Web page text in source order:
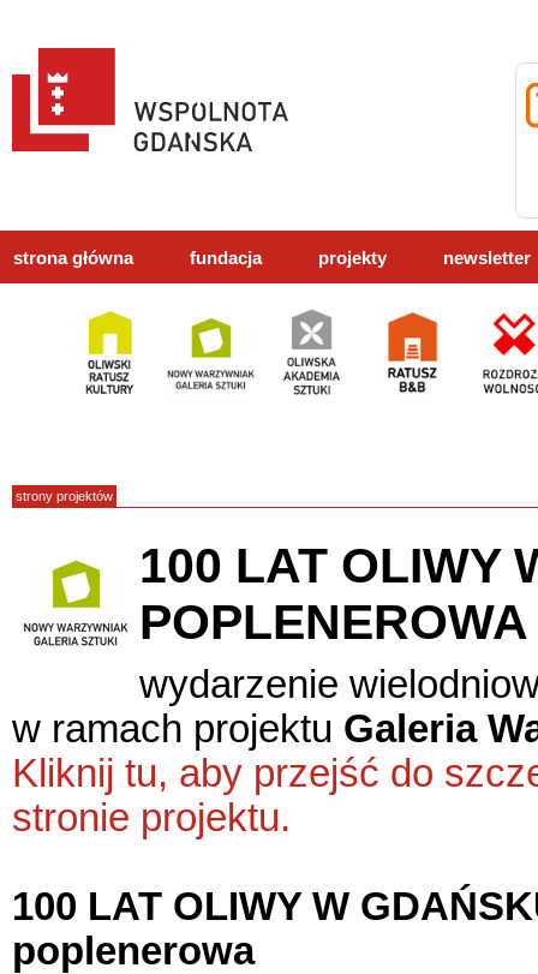
strona główna fundacja projekty newsletter
strony projektów
100 LAT OLIWY
POPLENEROWA
wydarzenie
w ramach projektu Galeria
Kliknij tu, aby przejść do
stronie projektu.
100 LAT OLIWY W
poplenerowa